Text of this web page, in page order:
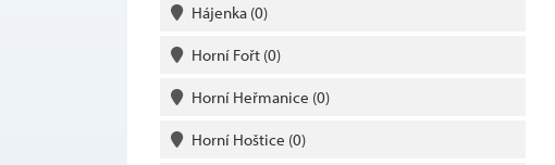
Hájenka (0)
Horní Fořt (0)
Horní Heřmanice (0)
Horní Hoštice (0)